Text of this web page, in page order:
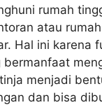
rumah
atau
Hal ini karena
menjadi
dan bisa